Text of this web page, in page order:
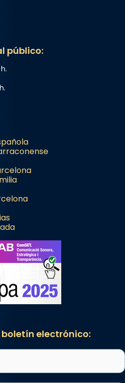
público:
electrónico: